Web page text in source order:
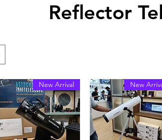
Reflector
New
New Arrival